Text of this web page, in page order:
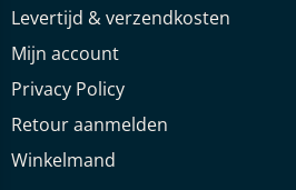
Levertijd & verzendkosten
Mijn account
Privacy Policy
Retour aanmelden
Winkelmand